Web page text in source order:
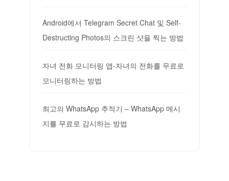
Android에서 Telegram Secret Chat 및 Self-
Destructing Photos의 스크린 샷을 찍는 방법
자녀 전화 모니터링 앱-자녀의 전화를 무료로
모니터링하는 방법
최고의 WhatsApp 추적기 – WhatsApp 메시
지를 무료로 감시하는 방법